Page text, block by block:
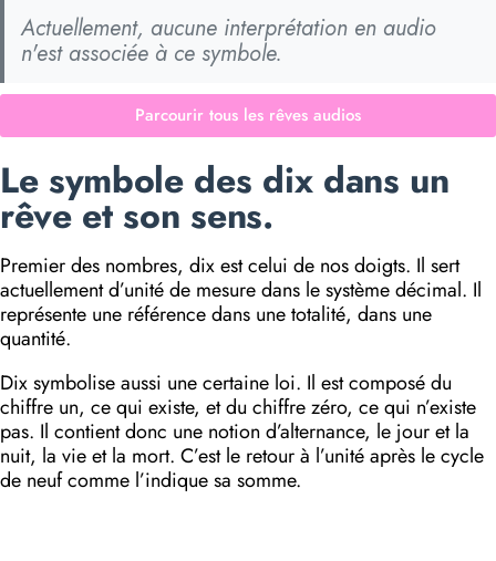
Actuellement, aucune interprétation en audio
n'est associée à ce symbole.
Parcourir tous les rêves audios
Le symbole des dix dans un
rêve et son sens.
Premier des nombres, dix est celui de nos doigts. Il sert
actuellement d’unité de mesure dans le système décimal. Il
représente une référence dans une totalité, dans une
quantité.
Dix symbolise aussi une certaine loi. Il est composé du
chiffre un, ce qui existe, et du chiffre zéro, ce qui n’existe
pas. Il contient donc une notion d’alternance, le jour et la
nuit, la vie et la mort. C’est le retour à l’unité après le cycle
de neuf comme l’indique sa somme.